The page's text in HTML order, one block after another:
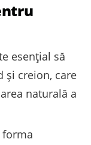
esențial să
și creion, care
naturală a
forma